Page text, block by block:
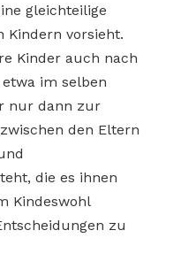
gleichteilige
Kindern vorsieht.
Kinder auch nach
im selben
nur dann zur
den Eltern
die es ihnen
Kindeswohl
zu